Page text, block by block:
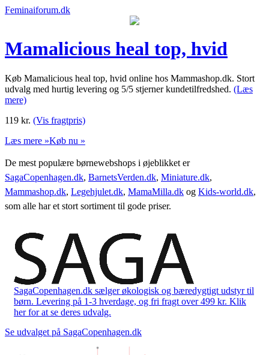
Feminaiforum.dk
Mamalicious heal top, hvid
Køb Mamalicious heal top, hvid online hos Mammashop.dk. Stort
udvalg med hurtig levering og 5/5 stjerner kundetilfredshed. (Læs
mere)
119 kr. (Vis fragtpris)
Læs mere »Køb nu »
De mest populære børnewebshops i øjeblikket er
SagaCopenhagen.dk, BarnetsVerden.dk, Miniature.dk,
Mammashop.dk, Legehjulet.dk, MamaMilla.dk og Kids-world.dk,
som alle har et stort sortiment til gode priser.
SagaCopenhagen.dk sælger økologisk og bæredygtigt udstyr til
børn. Levering på 1-3 hverdage, og fri fragt over 499 kr. Klik
her for at se deres udvalg.
Se udvalget på SagaCopenhagen.dk